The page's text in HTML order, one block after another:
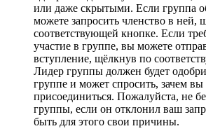
или даже скрытыми. Если группа
можете запросить членство в ней,
соответствующей кнопке. Если
участие в группе, вы можете
вступление, щёлкнув по
Лидер группы должен будет
группе и может спросить, зачем вы
присоединиться. Пожалуйста, не
группы, если он отклонил ваш
быть для этого свои причины.